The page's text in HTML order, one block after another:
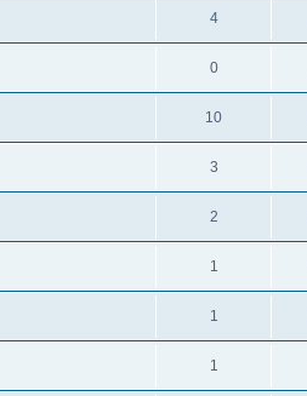
4
0
10
3
2
1
1
1